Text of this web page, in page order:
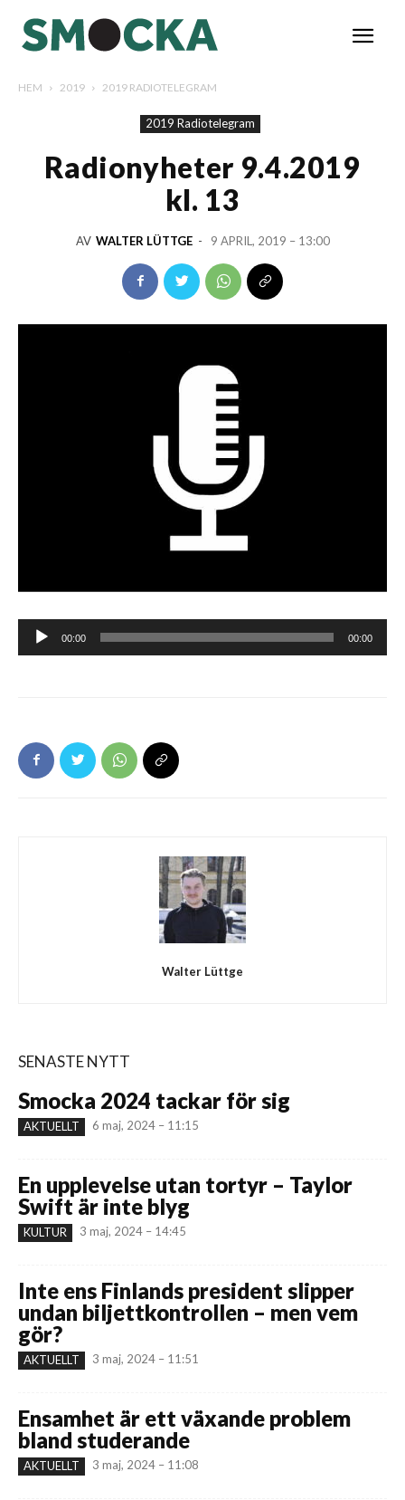
HEM 2019 2019 RADIOTELEGRAM
2019 Radiotelegram
Radionyheter 9.4.2019
kl. 13
AV WALTER LÜTTGE - 9 APRIL, 2019 – 13:00
Ljudspelare
00:00 00:00
Walter Lüttge
SENASTE NYTT
Smocka 2024 tackar för sig
AKTUELLT 6 maj, 2024 – 11:15
En upplevelse utan tortyr – Taylor
Swift är inte blyg
KULTUR 3 maj, 2024 – 14:45
Inte ens Finlands president slipper
undan biljettkontrollen – men vem
gör?
AKTUELLT 3 maj, 2024 – 11:51
Ensamhet är ett växande problem
bland studerande
AKTUELLT 3 maj, 2024 – 11:08